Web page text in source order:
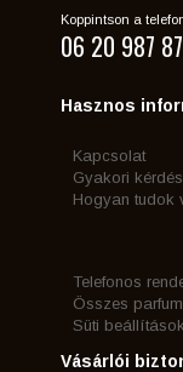
Koppintson a
06 20 987
Hasznos
Kapcsolat
Gyakori
Hogyan tudok
Telefonos
Összes
Süti beállítások
Vásárlói